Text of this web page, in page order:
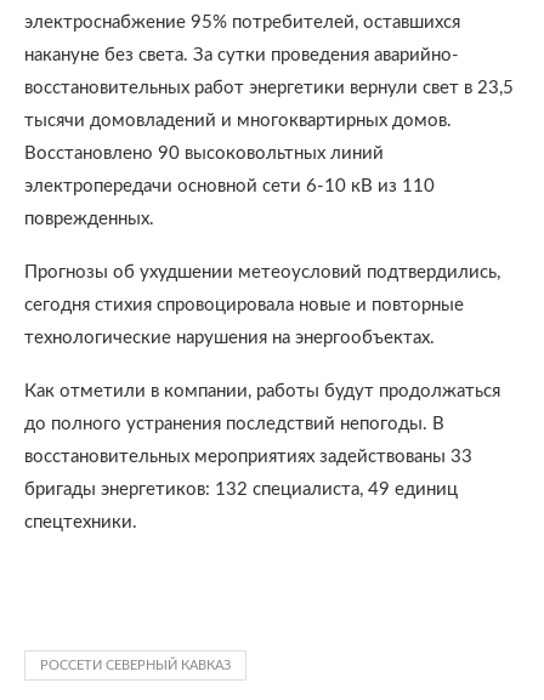
электроснабжение 95% потребителей, оставшихся
накануне без света. За сутки проведения аварийно-
восстановительных работ энергетики вернули свет в 23,5
тысячи домовладений и многоквартирных домов.
Восстановлено 90 высоковольтных линий
электропередачи основной сети 6-10 кВ из 110
поврежденных.
Прогнозы об ухудшении метеоусловий подтвердились,
сегодня стихия спровоцировала новые и повторные
технологические нарушения на энергообъектах.
Как отметили в компании, работы будут продолжаться
до полного устранения последствий непогоды. В
восстановительных мероприятиях задействованы 33
бригады энергетиков: 132 специалиста, 49 единиц
спецтехники.
РОССЕТИ СЕВЕРНЫЙ КАВКАЗ